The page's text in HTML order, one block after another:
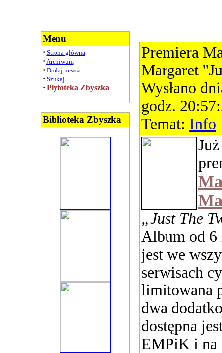
Menu
· Strona główna
· Archiwum
· Dodaj newsa
· Szukaj
· Płytoteka Zbyszka
Biblioteka Zbyszka
Premiera
Margaret
Wysłano
godz.
Temat: Info
„Just The
Album od 6
jest we
serwisach
limitowana
dwa
dostępna
EMPiK i na